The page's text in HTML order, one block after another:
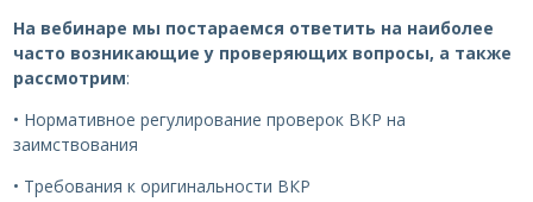
На вебинаре мы постараемся ответить на наиболее
часто возникающие у проверяющих вопросы, а также
рассмотрим:
• Нормативное регулирование проверок ВКР на
заимствования
• Требования к оригинальности ВКР